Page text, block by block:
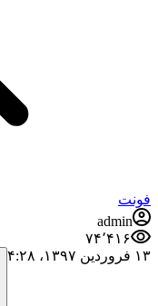
فونت
admin
۷۴٬۴۱۶
۱۳ فروردین ۱۳۹۷،‏ ۴:۲۸